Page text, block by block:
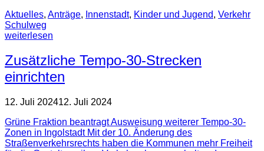
Aktuelles, Anträge, Innenstadt, Kinder und Jugend, Verkehr
Schulweg
weiterlesen
Zusätzliche Tempo-30-Strecken
einrichten
12. Juli 202412. Juli 2024
Grüne Fraktion beantragt Ausweisung weiterer Tempo-30-
Zonen in Ingolstadt Mit der 10. Änderung des
Straßenverkehrsrechts haben die Kommunen mehr Freiheit